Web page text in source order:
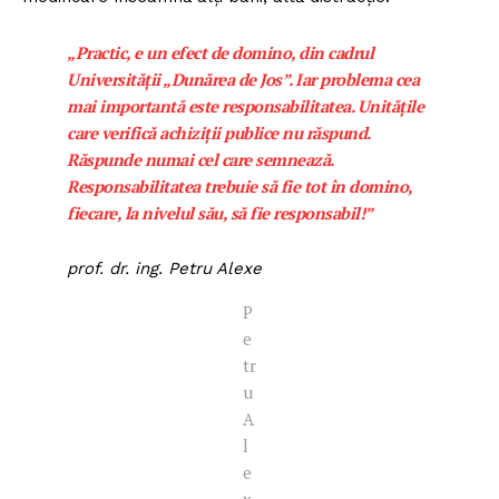
PRESShub
Despre noi / Echipa
Proiecte editoriale
Rețea
„Practic, e un efect de domino, din cadrul
Universității „Dunărea de Jos”. Iar problema cea
mai importantă este responsabilitatea. Unitățile
care verifică achiziții publice nu răspund.
Răspunde numai cel care semnează.
Responsabilitatea trebuie să fie tot în domino,
fiecare, la nivelul său, să fie responsabil!”
prof. dr. ing. Petru Alexe
P
e
tr
u
A
l
e